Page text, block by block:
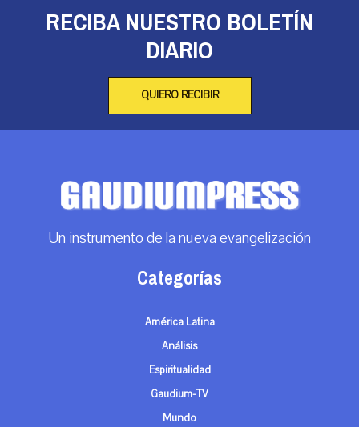
RECIBA NUESTRO BOLETÍN
DIARIO
QUIERO RECIBIR
Un instrumento de la nueva evangelización
Categorías
América Latina
Análisis
Espiritualidad
Gaudium-TV
Mundo